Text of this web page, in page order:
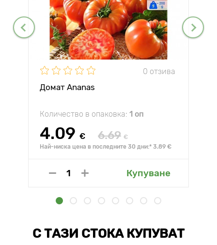
0 отзива
Домат Ananas
Количество в опаковка: 1 оп
4.09 € 6.69 €
Най-ниска цена в последните 30 дни:* 3.89 €
Купуване
С ТАЗИ СТОКА КУПУВАТ